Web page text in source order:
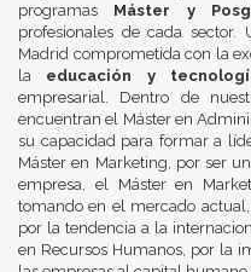
programas Máster y
profesionales de cada sector.
Madrid comprometida con la
la educación y
empresarial. Dentro de
encuentran el Máster en
su capacidad para formar a
Máster en Marketing, por ser
empresa, el Máster en
tomando en el mercado
por la tendencia a la
en Recursos Humanos, por la